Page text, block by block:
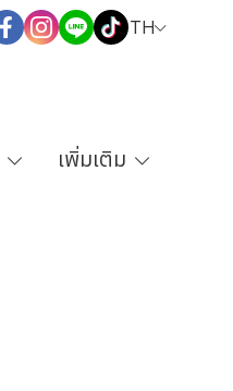
TH
เพิ่มเติม